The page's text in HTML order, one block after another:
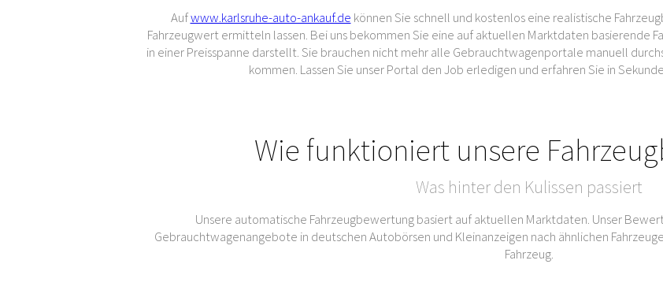
Aufwww.karlsruhe-auto-ankauf.de können Sie schnell und kostenlos eine realistische
Fahrzeugwert ermitteln lassen. Bei uns bekommen Sie eine auf aktuellen Marktdaten basierende
in einer Preisspanne darstellt. Sie brauchen nicht mehr alle Gebrauchtwagenportale manuell
kommen. Lassen Sie unser Portal den Job erledigen und erfahren Sie in
Wie funktioniert unsere
Was hinter den Kulissen passiert
Unsere automatische Fahrzeugbewertung basiert auf aktuellen Marktdaten. Unser
Gebrauchtwagenangebote in deutschen Autobörsen und Kleinanzeigen nach ähnlichen
Fahrzeug.